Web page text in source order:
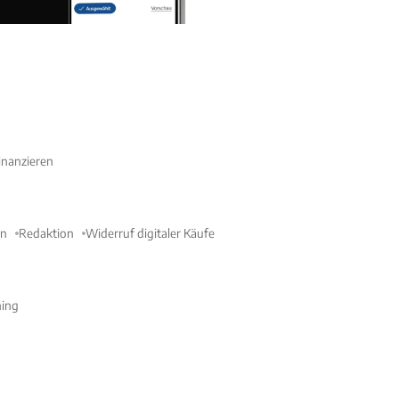
Redaktion Widerruf digitaler Käufe